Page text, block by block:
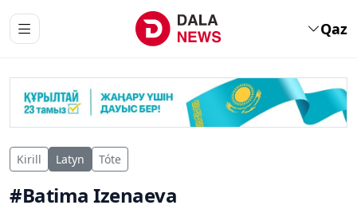
Qaz
Kirill Latyn Tóte
#Batima Izenaeva